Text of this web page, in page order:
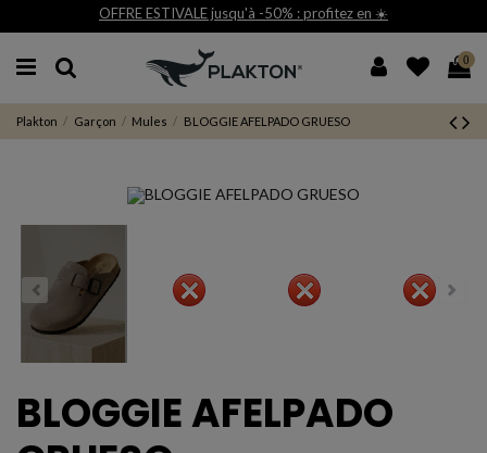
OFFRE ESTIVALE jusqu'à -50% : profitez en ☀️
0
Plakton Garçon Mules BLOGGIE AFELPADO GRUESO
BLOGGIE AFELPADO